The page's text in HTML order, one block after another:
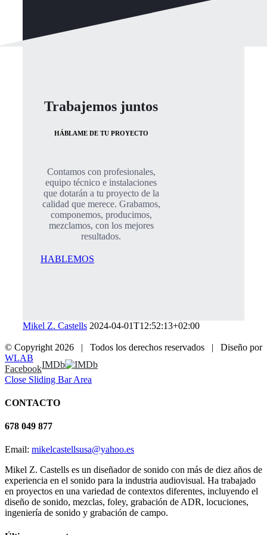
Trabajemos juntos
HÁBLAME DE TU PROYECTO
Contamos con profesionales,
equipo técnico e instalaciones
que dotarán a tu proyecto de la
calidad que merece. Grabamos,
componemos, producimos,
mezclamos, con los mejores
resultados.
HABLEMOS
Mikel Z. Castells 2024-04-01T12:52:13+02:00
© Copyright 2026 | Todos los derechos reservados | Diseño por
WLAB
FacebookIMDb
Close Sliding Bar Area
CONTACTO
678 049 877
Email: mikelcastellsusa@yahoo.es
Mikel Z. Castells es un diseñador de sonido con más de diez años de
experiencia en el sonido para la industria audiovisual. Ha trabajado
en proyectos en una variedad de contextos diferentes, incluyendo el
diseño de sonido, mezclas, foley, grabación de ADR, locuciones,
ingeniería de sonido y grabación de campo.